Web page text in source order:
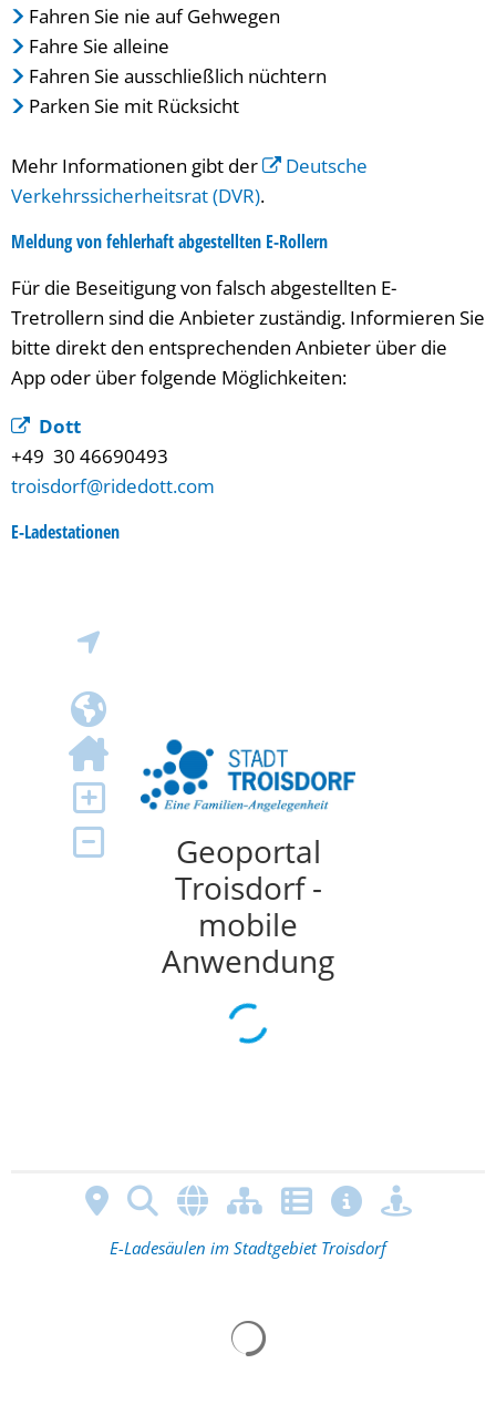
Fahren Sie nie auf Gehwegen
Fahre Sie alleine
Fahren Sie ausschließlich nüchtern
Parken Sie mit Rücksicht
Mehr Informationen gibt der
Deutsche
Verkehrssicherheitsrat (DVR).
Meldung von fehlerhaft abgestellten E-Rollern
Für die Beseitigung von falsch abgestellten E-
Tretrollern sind die Anbieter zuständig. Informieren Sie
bitte direkt den entsprechenden Anbieter über die
App oder über folgende Möglichkeiten:
Dott
+49 30 46690493
troisdorf@ridedott.com
E-Ladestationen
E-Ladesäulen im Stadtgebiet Troisdorf